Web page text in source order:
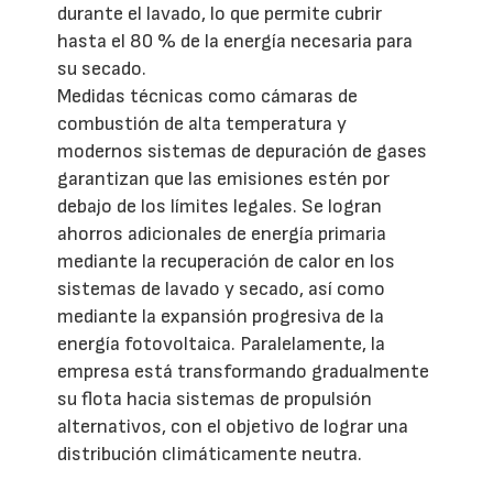
durante el lavado, lo que permite cubrir
hasta el 80 % de la energía necesaria para
su secado.
Medidas técnicas como cámaras de
combustión de alta temperatura y
modernos sistemas de depuración de gases
garantizan que las emisiones estén por
debajo de los límites legales. Se logran
ahorros adicionales de energía primaria
mediante la recuperación de calor en los
sistemas de lavado y secado, así como
mediante la expansión progresiva de la
energía fotovoltaica. Paralelamente, la
empresa está transformando gradualmente
su flota hacia sistemas de propulsión
alternativos, con el objetivo de lograr una
distribución climáticamente neutra.